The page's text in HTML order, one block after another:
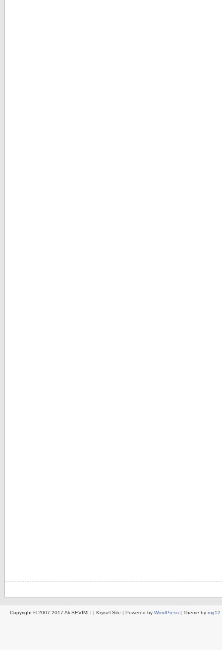
Copyright © 2007-2017 Ali SEVİMLİ | Kişisel Site | Powered by WordPress | Theme by mg12